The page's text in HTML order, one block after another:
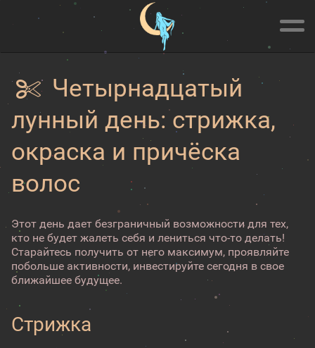
Четырнадцатый
лунный день: стрижка,
окраска и причёска
волос
Этот день дает безграничный возможности для тех,
кто не будет жалеть себя и лениться что-то делать!
Старайтесь получить от него максимум, проявляйте
побольше активности, инвестируйте сегодня в свое
ближайшее будущее.
Стрижка